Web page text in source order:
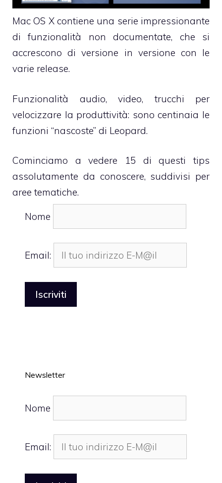
Mac OS X contiene una serie impressionante
di funzionalità non documentate, che si
accrescono di versione in versione con le
varie release.
Funzionalità audio, video, trucchi per
velocizzare la produttività: sono centinaia le
funzioni “nascoste” di Leopard.
Cominciamo a vedere 15 di questi tips
assolutamente da conoscere, suddivisi per
aree tematiche.
Nome
Email:
Newsletter
Nome
Email: